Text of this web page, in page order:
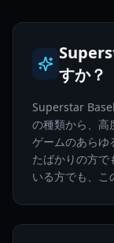
すか？
Superstar
の種類から、高
ゲームのあらゆ
たばかりの方で
いる方でも、こ